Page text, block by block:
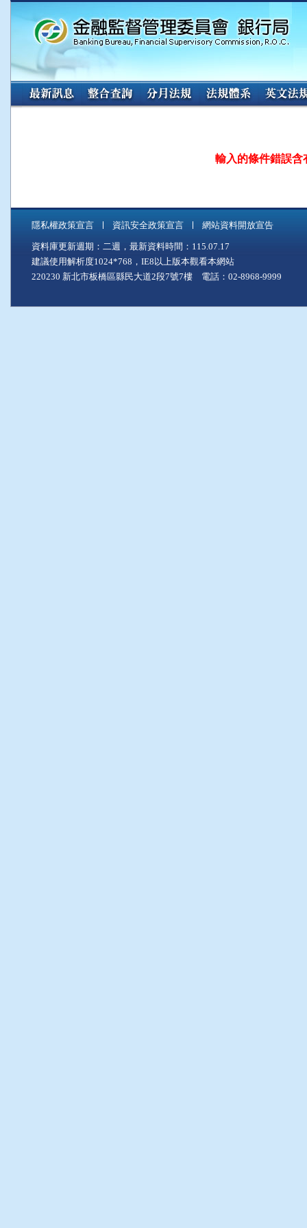
:::
輸入的條件錯誤含
隱私權政策宣言 資訊安全政策宣言 網站資料開放宣告
資料庫更新週期：二週，最新資料時間：115.07.17
建議使用解析度1024*768，IE8以上版本觀看本網站
220230 新北市板橋區縣民大道2段7號7樓 電話：02-8968-9999